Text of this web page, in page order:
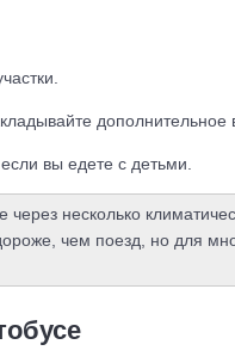
дополнительное
вы едете с детьми.
несколько
чем поезд, но для